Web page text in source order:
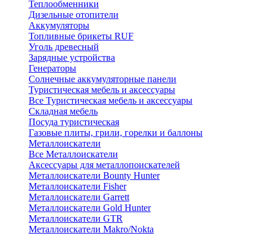
Теплообменники
Дизельные отопители
Аккумуляторы
Топливные брикеты RUF
Уголь древесный
Зарядные устройства
Генераторы
Солнечные аккумуляторные панели
Туристическая мебель и аксессуары
Все Туристическая мебель и аксессуары
Складная мебель
Посуда туристическая
Газовые плиты, грили, горелки и баллоны
Металлоискатели
Все Металлоискатели
Аксессуары для металлопоискателей
Металлоискатели Bounty Hunter
Металлоискатели Fisher
Металлоискатели Garrett
Металлоискатели Gold Hunter
Металлоискатели GTR
Металлоискатели Makro/Nokta